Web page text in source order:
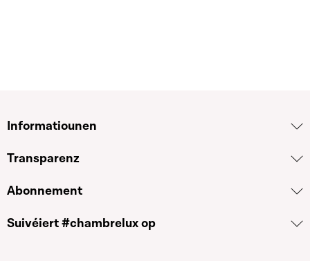
Informatiounen
Transparenz
Abonnement
Suivéiert #chambrelux op